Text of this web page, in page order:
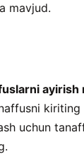
mavjud.
ayirish
kiriting
uchun